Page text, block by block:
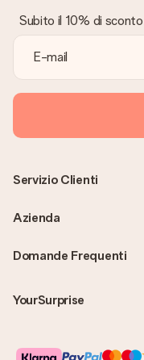
Subito il 10% di
Domande Frequenti
YourSurprise
Servizio Clienti
Azienda